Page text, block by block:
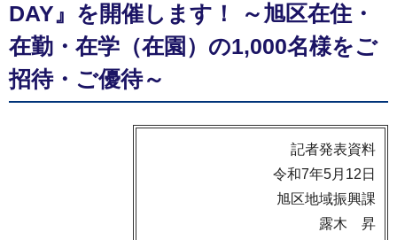
DAY』を開催します！ ～旭区在住・
在勤・在学（在園）の1,000名様をご
招待・ご優待～
記者発表資料
令和7年5月12日
旭区地域振興課
露木 昇